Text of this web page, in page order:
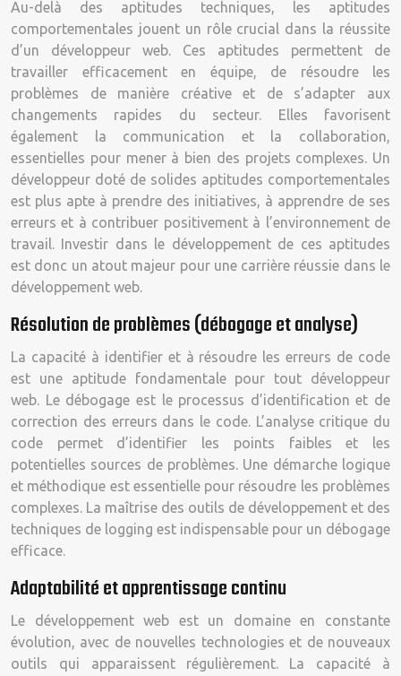
Au-delà des aptitudes techniques, les aptitudes
comportementales jouent un rôle crucial dans la réussite
d’un développeur web. Ces aptitudes permettent de
travailler efficacement en équipe, de résoudre les
problèmes de manière créative et de s’adapter aux
changements rapides du secteur. Elles favorisent
également la communication et la collaboration,
essentielles pour mener à bien des projets complexes. Un
développeur doté de solides aptitudes comportementales
est plus apte à prendre des initiatives, à apprendre de ses
erreurs et à contribuer positivement à l’environnement de
travail. Investir dans le développement de ces aptitudes
est donc un atout majeur pour une carrière réussie dans le
développement web.
Résolution de problèmes (débogage et analyse)
La capacité à identifier et à résoudre les erreurs de code
est une aptitude fondamentale pour tout développeur
web. Le débogage est le processus d’identification et de
correction des erreurs dans le code. L’analyse critique du
code permet d’identifier les points faibles et les
potentielles sources de problèmes. Une démarche logique
et méthodique est essentielle pour résoudre les problèmes
complexes. La maîtrise des outils de développement et des
techniques de logging est indispensable pour un débogage
efficace.
Adaptabilité et apprentissage continu
Le développement web est un domaine en constante
évolution, avec de nouvelles technologies et de nouveaux
outils qui apparaissent régulièrement. La capacité à